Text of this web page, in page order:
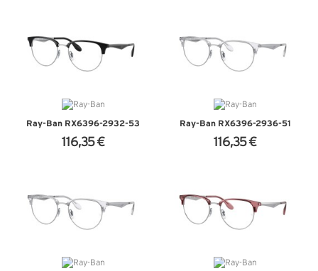
Ray-Ban RX6396-2932-53
116,35 €
Ray-Ban RX6396-2936-51
116,35 €